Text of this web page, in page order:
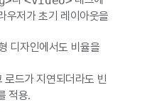
저가 초기 레이아웃을
디자인에서도 비율을
로드가 지연되더라도 빈
적용.